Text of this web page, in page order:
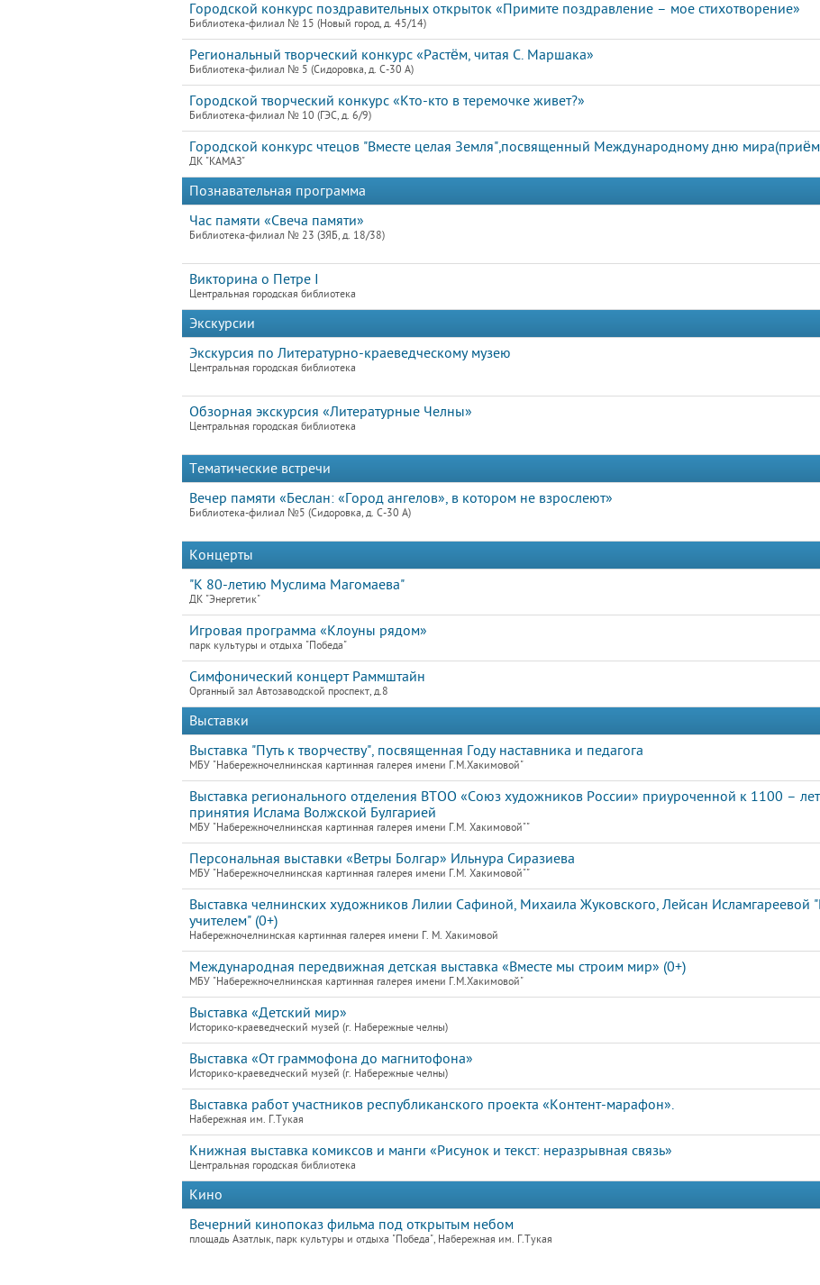
Городской конкурс поздравительных открыток «Примите поздравление – мое стихотворение»
Библиотека-филиал № 15 (Новый город, д. 45/14)
Региональный творческий конкурс «Растём, читая С. Маршака»
Библиотека-филиал № 5 (Сидоровка, д. С-30 А)
Городской творческий конкурс «Кто-кто в теремочке живет?»
Библиотека-филиал № 10 (ГЭС, д. 6/9)
Городской конкурс чтецов "Вместе целая Земля",посвященный Международному дню мира(приём
ДК "КАМАЗ"
Познавательная программа
Час памяти «Свеча памяти»
Библиотека-филиал № 23 (ЗЯБ, д. 18/38)
Викторина о Петре I
Центральная городская библиотека
Экскурсии
Экскурсия по Литературно-краеведческому музею
Центральная городская библиотека
Обзорная экскурсия «Литературные Челны»
Центральная городская библиотека
Тематические встречи
Вечер памяти «Беслан: «Город ангелов», в котором не взрослеют»
Библиотека-филиал №5 (Сидоровка, д. С-30 А)
Концерты
"К 80-летию Муслима Магомаева"
ДК "Энергетик"
Игровая программа «Клоуны рядом»
парк культуры и отдыха "Победа"
Симфонический концерт Раммштайн
Органный зал Автозаводской проспект, д.8
Выставки
Выставка "Путь к творчеству", посвященная Году наставника и педагога
МБУ "Набережночелнинская картинная галерея имени Г.М.Хакимовой"
Выставка регионального отделения ВТОО «Союз художников России» приуроченной к 1100 –
принятия Ислама Волжской Булгарией
МБУ "Набережночелнинская картинная галерея имени Г.М. Хакимовой""
Персональная выставки «Ветры Болгар» Ильнура Сиразиева
МБУ "Набережночелнинская картинная галерея имени Г.М. Хакимовой""
Выставка челнинских художников Лилии Сафиной, Михаила Жуковского, Лейсан Исламгареевой
учителем" (0+)
Набережночелнинская картинная галерея имени Г. М. Хакимовой
Международная передвижная детская выставка «Вместе мы строим мир» (0+)
МБУ "Набережночелнинская картинная галерея имени Г.М.Хакимовой"
Выставка «Детский мир»
Историко-краеведческий музей (г. Набережные челны)
Выставка «От граммофона до магнитофона»
Историко-краеведческий музей (г. Набережные челны)
Выставка работ участников республиканского проекта «Контент-марафон».
Набережная им. Г.Тукая
Книжная выставка комиксов и манги «Рисунок и текст: неразрывная связь»
Центральная городская библиотека
Кино
Вечерний кинопоказ фильма под открытым небом
площадь Азатлык, парк культуры и отдыха "Победа", Набережная им. Г.Тукая